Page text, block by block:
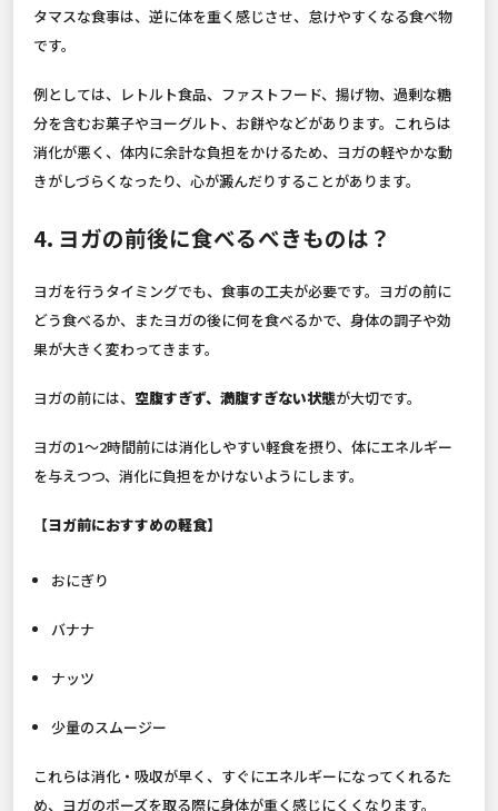
タマスな食事は、逆に体を重く感じさせ、怠けやすくなる食べ物
です。
例としては、レトルト食品、ファストフード、揚げ物、過剰な糖
分を含むお菓子やヨーグルト、お餅やなどがあります。これらは
消化が悪く、体内に余計な負担をかけるため、ヨガの軽やかな動
きがしづらくなったり、心が澱んだりすることがあります。
4. ヨガの前後に食べるべきものは？
ヨガを行うタイミングでも、食事の工夫が必要です。ヨガの前に
どう食べるか、またヨガの後に何を食べるかで、身体の調子や効
果が大きく変わってきます。
ヨガの前には、 空腹すぎず、満腹すぎない状態が大切です。
ヨガの1〜2時間前には消化しやすい軽食を摂り、体にエネルギー
を与えつつ、消化に負担をかけないようにします。
【ヨガ前におすすめの軽食】
おにぎり
バナナ
ナッツ
少量のスムージー
これらは消化・吸収が早く、すぐにエネルギーになってくれるた
め、ヨガのポーズを取る際に身体が重く感じにくくなります。